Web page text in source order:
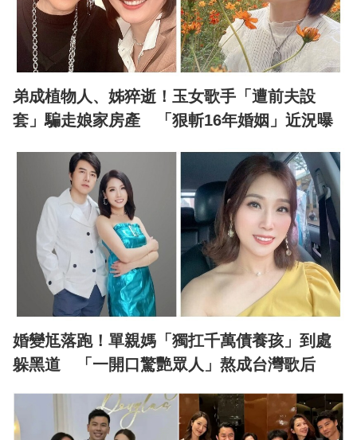
弟成植物人、姊猝逝！玉女歌手「遭前夫設
套」騙走娘家房產 「狠斬16年婚姻」近況曝
婚變尪落跑！單親媽「獨扛千萬債養孩」到處
躲黑道 「一開口驚艷眾人」熬成台灣歌后